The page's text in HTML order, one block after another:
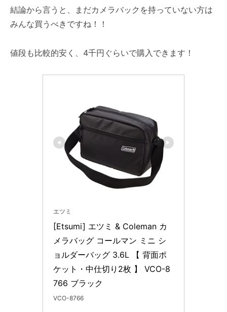
結論から言うと、まだカメラバックを持っていない方は
みんな買うべきですね！！
値段も比較的安く、4千円ぐらいで購入できます！
エツミ
[Etsumi] エツミ & Coleman カ
メラバッグ コールマン ミニ シ
ョルダーバッグ 3.6L 【 背面ポ
ケット・中仕切り2枚 】 VCO-8
766 ブラック
VCO-8766